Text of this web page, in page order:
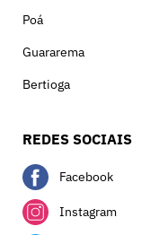
Poá
Guararema
Bertioga
REDES SOCIAIS
Facebook
Instagram